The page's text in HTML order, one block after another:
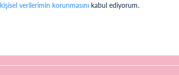
kişisel verilerimin korunmasını kabul ediyorum.